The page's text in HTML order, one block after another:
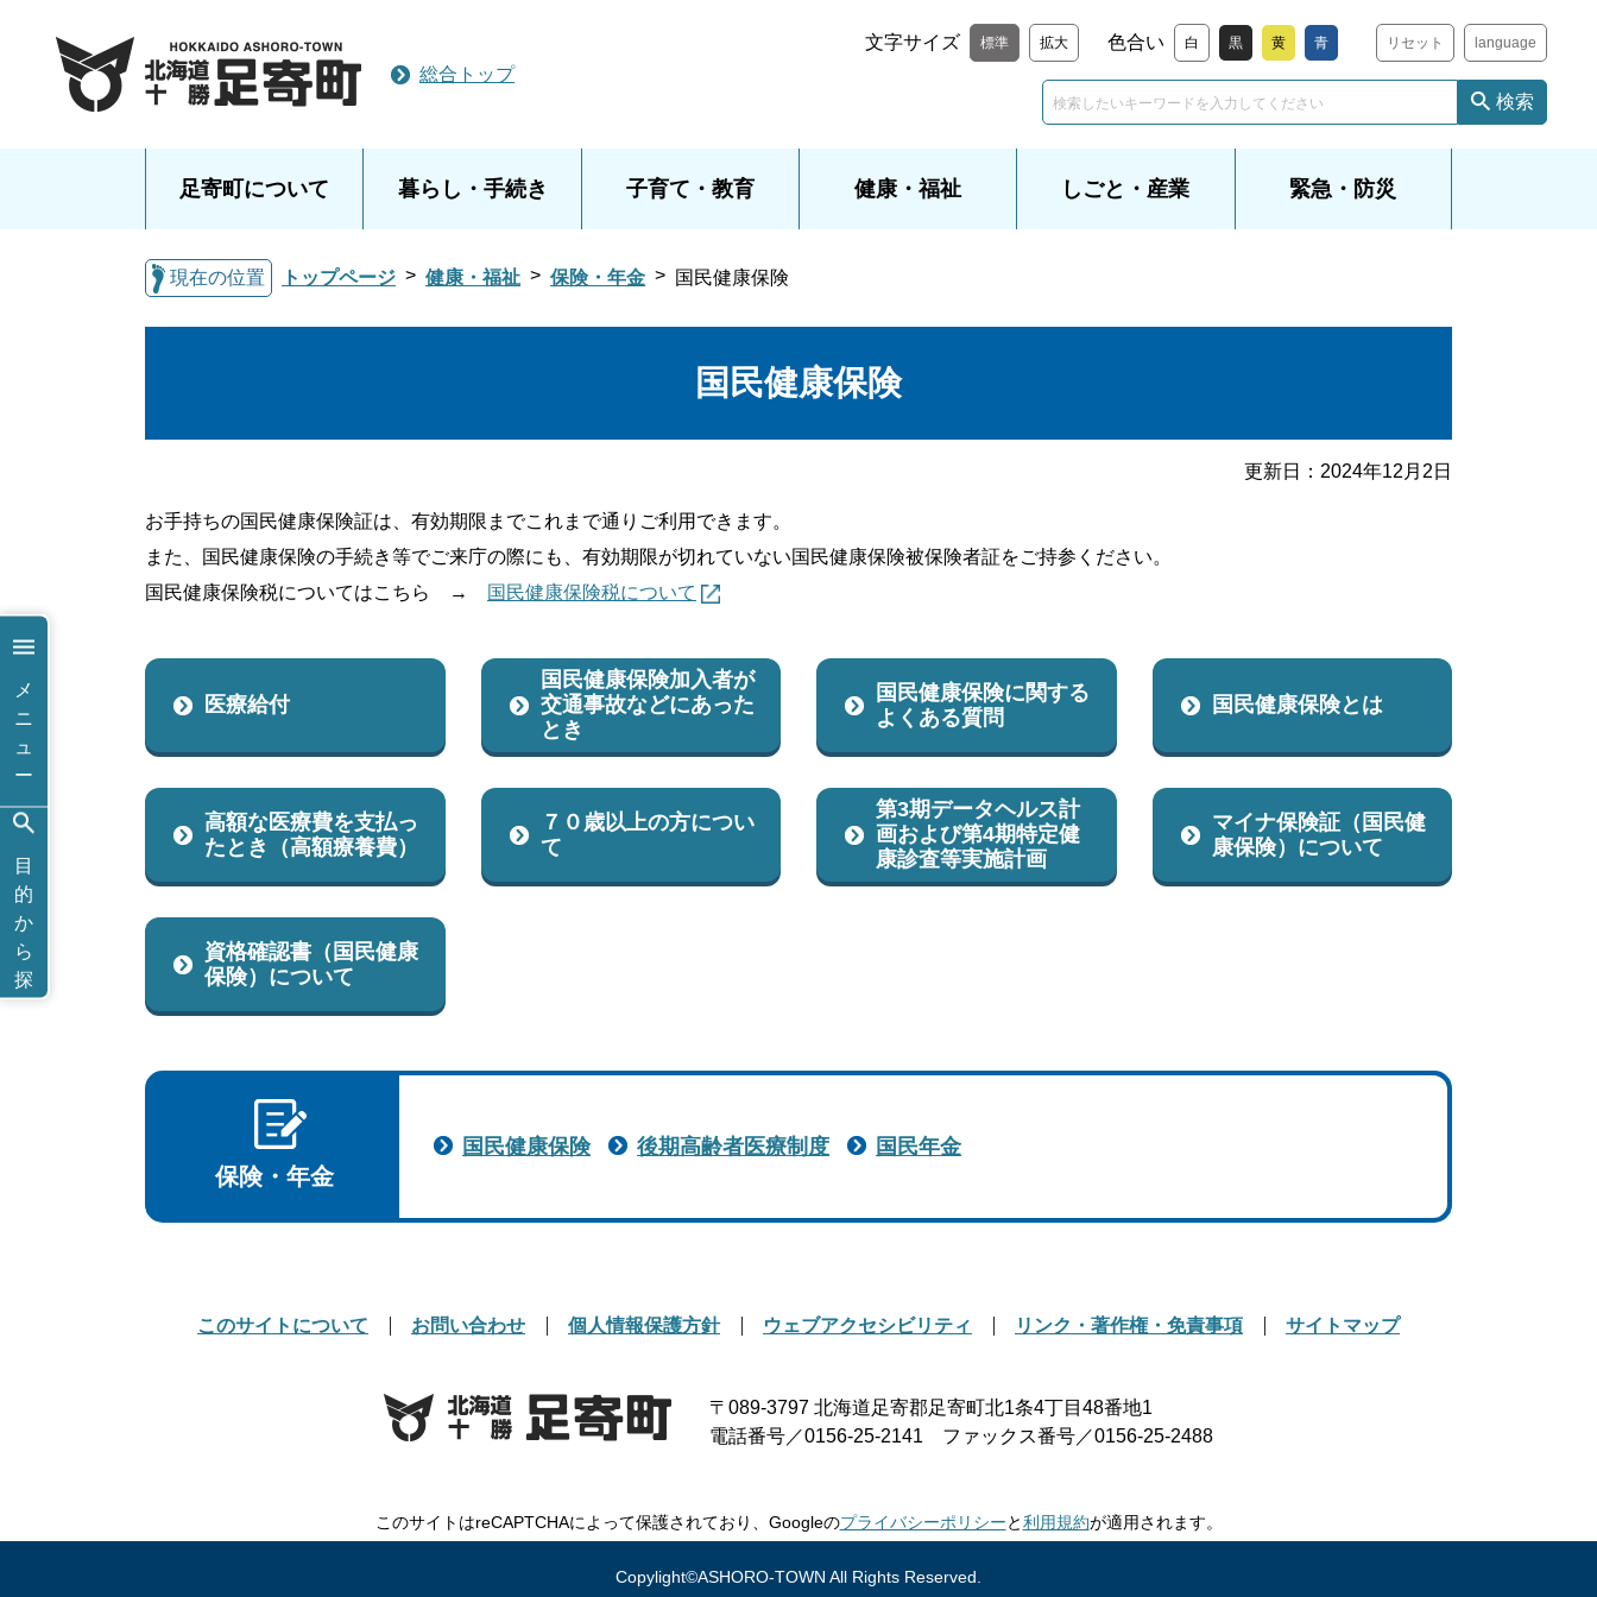
総合トップ
文字サイズ 標準 拡大 色合い 白 黒 黄 青 リセット language
検索
足寄町について 暮らし・手続き 子育て・教育 健康・福祉 しごと・産業 緊急・防災
現在の位置 トップページ 健康・福祉 保険・年金 国民健康保険
国民健康保険
更新日： 2024年12月2日
お手持ちの国民健康保険証は、有効期限までこれまで通りご利用できます。
また、国民健康保険の手続き等でご来庁の際にも、有効期限が切れていない国民健康保険被保険者証をご持参ください。
国民健康保険税についてはこちら →
国民健康保険税について
医療給付
国民健康保険加入者が
交通事故などにあった
とき
国民健康保険に関する
よくある質問
国民健康保険とは
高額な医療費を支払っ
たとき（高額療養費）
７０歳以上の方につい
て
第3期データヘルス計
画および第4期特定健
康診査等実施計画
マイナ保険証（国民健
康保険）について
資格確認書（国民健康
保険）について
保険・年金
国民健康保険 後期高齢者医療制度 国民年金
このサイトについて お問い合わせ 個人情報保護方針 ウェブアクセシビリティ リンク・著作権・免責事項 サイトマップ
〒089-3797 北海道足寄郡足寄町北1条4丁目48番地1
電話番号／0156-25-2141
ファックス番号／0156-25-2488
このサイトはreCAPTCHAによって保護されており、Googleのプライバシーポリシーと利用規約が適用されます。
Copylight©ASHORO-TOWN All Rights Reserved.
メ
ニ
ュ
ー
目
的
か
ら
探